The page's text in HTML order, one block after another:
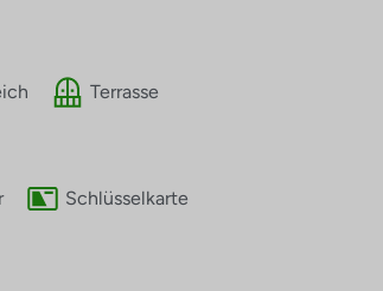
Terrasse
Schlüsselkarte